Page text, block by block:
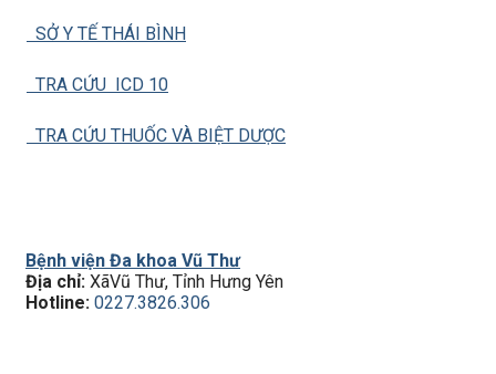
SỞ Y TẾ THÁI BÌNH
TRA CỨU ICD 10
TRA CỨU THUỐC VÀ BIỆT DƯỢC
Bệnh viện Đa khoa Vũ Thư
Địa chỉ: XãVũ Thư, Tỉnh Hưng Yên
Hotline: 0227.3826.306